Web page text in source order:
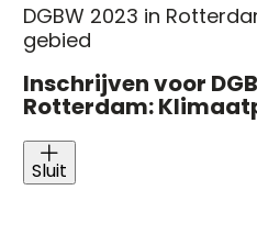
DGBW 2023 in
gebied
Inschrijven voor
Rotterdam:
Sluit